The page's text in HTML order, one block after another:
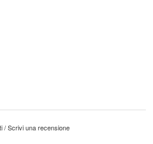
/Scrivi una recensione